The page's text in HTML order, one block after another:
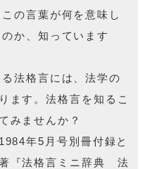
この言葉が何を意味し
か、知っています
法格言には、法学の
ます。法格言を知るこ
みませんか？
年5月号別冊付録と
『法格言ミニ辞典 法